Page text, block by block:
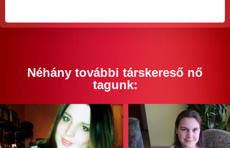
Néhány további társkereső nő
tagunk: